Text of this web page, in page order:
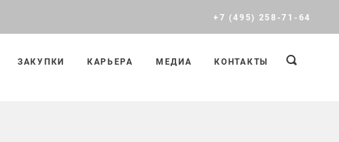
+7 (495) 258-71-64
ЗАКУПКИ КАРЬЕРА МЕДИА КОНТАКТЫ